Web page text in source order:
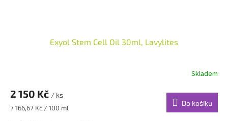
Exyol Stem Cell Oil 30ml, Lavylites
Skladem
2 150 Kč / ks
Měrná
7 166,67 Kč / 100 ml
Do košíku